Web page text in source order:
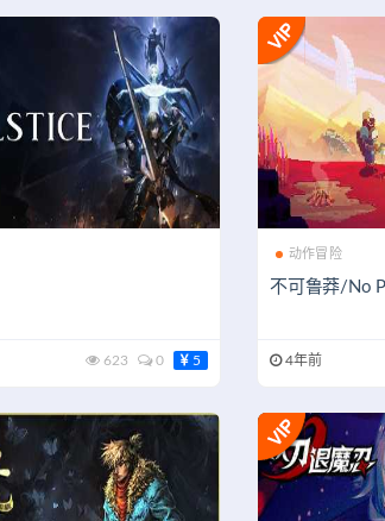
623 0 5
动作冒险
不可鲁莽/No
4年前